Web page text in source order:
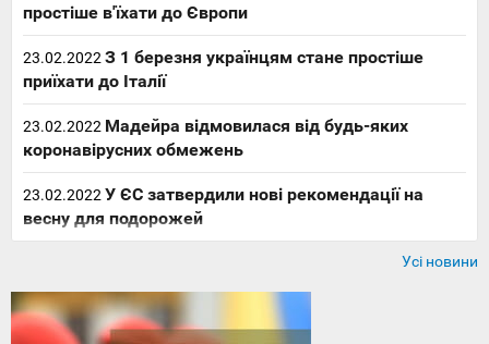
простіше в'їхати до Європи
23.02.2022 З 1 березня українцям стане простіше
приїхати до Італії
23.02.2022 Мадейра відмовилася від будь-яких
коронавірусних обмежень
23.02.2022 У ЄС затвердили нові рекомендації на
весну для подорожей
Усі новини